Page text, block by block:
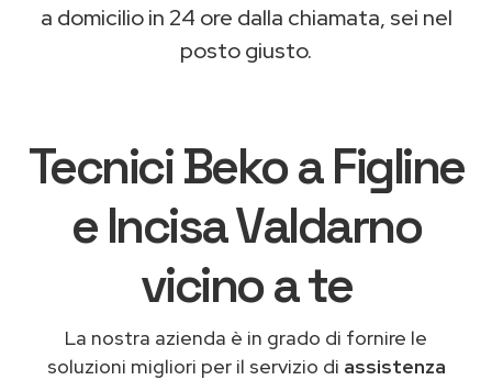
a domicilio in 24 ore dalla chiamata, sei nel
posto giusto.
Tecnici Beko a Figline
e Incisa Valdarno
vicino a te
La nostra azienda è in grado di fornire le
soluzioni migliori per il servizio di assistenza